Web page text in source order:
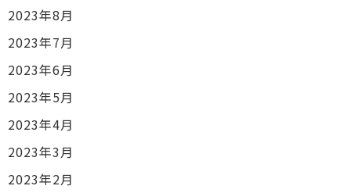
2023年8月
2023年7月
2023年6月
2023年5月
2023年4月
2023年3月
2023年2月